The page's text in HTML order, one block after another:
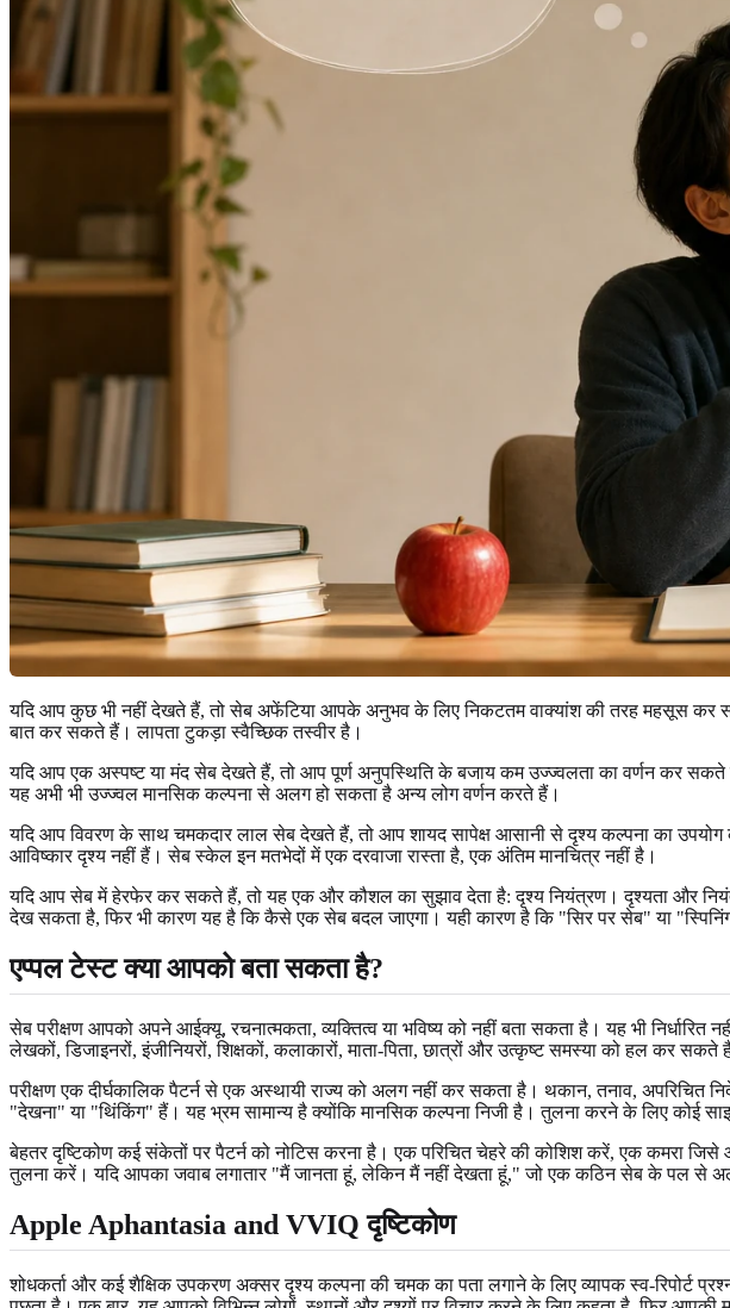
यदि आप कुछ भी नहीं देखते हैं, तो सेब अफेंटिया आपके अनुभव के लिए निकटतम वाक्यांश की तरह महसूस
बात कर सकते हैं। लापता टुकड़ा स्वैच्छिक तस्वीर है।
यदि आप एक अस्पष्ट या मंद सेब देखते हैं, तो आप पूर्ण अनुपस्थिति के बजाय कम उज्ज्वलता का वर्णन कर सकते
यह अभी भी उज्ज्वल मानसिक कल्पना से अलग हो सकता है अन्य लोग वर्णन करते हैं।
यदि आप विवरण के साथ चमकदार लाल सेब देखते हैं, तो आप शायद सापेक्ष आसानी से दृश्य कल्पना का
आविष्कार दृश्य नहीं हैं। सेब स्केल इन मतभेदों में एक दरवाजा रास्ता है, एक अंतिम मानचित्र नहीं है।
यदि आप सेब में हेरफेर कर सकते हैं, तो यह एक और कौशल का सुझाव देता है: दृश्य नियंत्रण। दृश्यता और
देख सकता है, फिर भी कारण यह है कि कैसे एक सेब बदल जाएगा। यही कारण है कि "सिर पर सेब" या
एप्पल टेस्ट क्या आपको बता सकता है?
सेब परीक्षण आपको अपने आईक्यू, रचनात्मकता, व्यक्तित्व या भविष्य को नहीं बता सकता है। यह भी
लेखकों, डिजाइनरों, इंजीनियरों, शिक्षकों, कलाकारों, माता-पिता, छात्रों और उत्कृष्ट समस्या को हल कर
परीक्षण एक दीर्घकालिक पैटर्न से एक अस्थायी राज्य को अलग नहीं कर सकता है। थकान, तनाव, अपरिचित
"देखना" या "थिंकिंग" हैं। यह भ्रम सामान्य है क्योंकि मानसिक कल्पना निजी है। तुलना करने के लिए कोई
बेहतर दृष्टिकोण कई संकेतों पर पैटर्न को नोटिस करना है। एक परिचित चेहरे की कोशिश करें, एक कमरा
तुलना करें। यदि आपका जवाब लगातार "मैं जानता हूं, लेकिन मैं नहीं देखता हूं," जो एक कठिन सेब के पल से
Apple Aphantasia and VVIQ दृष्टिकोण
शोधकर्ता और कई शैक्षिक उपकरण अक्सर दृश्य कल्पना की चमक का पता लगाने के लिए व्यापक स्व-रिपोर्ट